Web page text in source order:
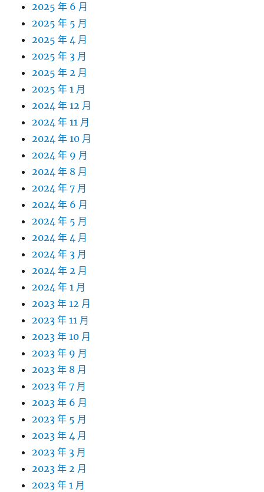
2025 年 6 月
2025 年 5 月
2025 年 4 月
2025 年 3 月
2025 年 2 月
2025 年 1 月
2024 年 12 月
2024 年 11 月
2024 年 10 月
2024 年 9 月
2024 年 8 月
2024 年 7 月
2024 年 6 月
2024 年 5 月
2024 年 4 月
2024 年 3 月
2024 年 2 月
2024 年 1 月
2023 年 12 月
2023 年 11 月
2023 年 10 月
2023 年 9 月
2023 年 8 月
2023 年 7 月
2023 年 6 月
2023 年 5 月
2023 年 4 月
2023 年 3 月
2023 年 2 月
2023 年 1 月